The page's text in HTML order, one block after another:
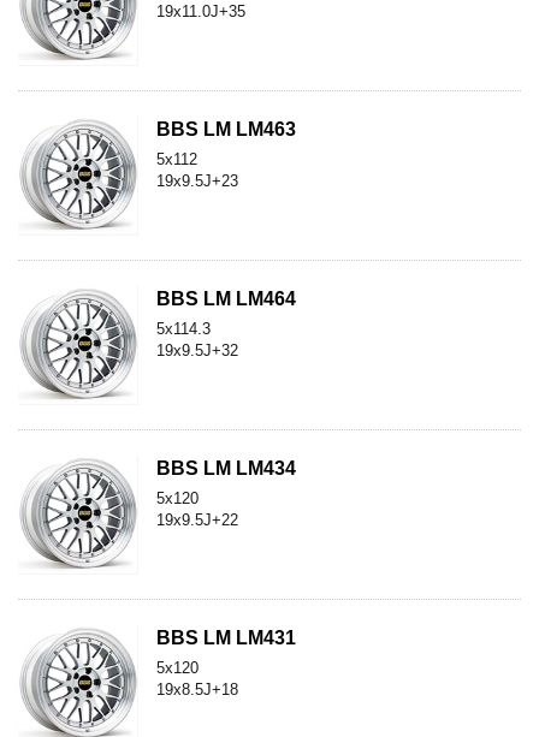
19x11.0J+35
BBS LM LM463
5x112
19x9.5J+23
BBS LM LM464
5x114.3
19x9.5J+32
BBS LM LM434
5x120
19x9.5J+22
BBS LM LM431
5x120
19x8.5J+18